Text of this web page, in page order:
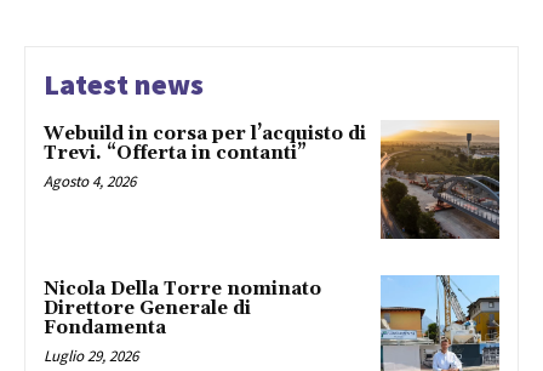
Latest news
Webuild in corsa per l’acquisto di
Trevi. “Offerta in contanti”
Agosto 4, 2026
Nicola Della Torre nominato
Direttore Generale di
Fondamenta
Luglio 29, 2026